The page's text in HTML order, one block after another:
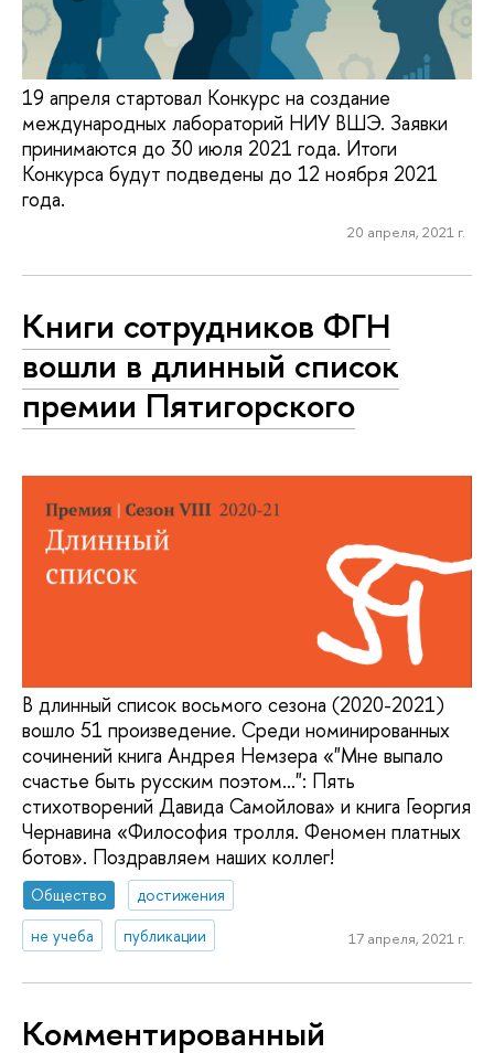
19 апреля стартовал Конкурс на создание
международных лабораторий НИУ ВШЭ. Заявки
принимаются до 30 июля 2021 года. Итоги
Конкурса будут подведены до 12 ноября 2021
года.
20 апреля, 2021 г.
Книги сотрудников ФГН
вошли в длинный список
премии Пятигорского
В длинный список восьмого сезона (2020-2021)
вошло 51 произведение. Среди номинированных
сочинений книга Андрея Немзера «"Мне выпало
счастье быть русским поэтом...": Пять
стихотворений Давида Самойлова» и книга Георгия
Чернавина «Философия тролля. Феномен платных
ботов». Поздравляем наших коллег!
Общество
достижения
не учеба
публикации 17 апреля, 2021 г.
Комментированный